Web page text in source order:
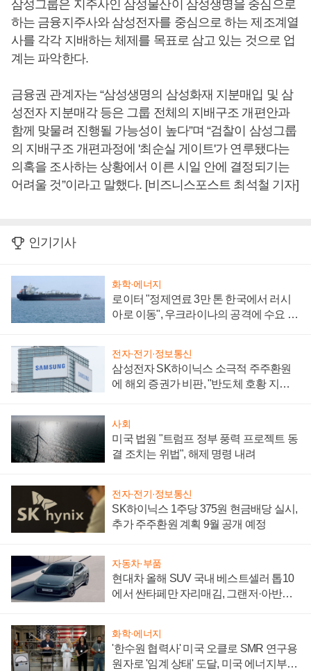
삼성그룹은 지주사인 삼성물산이 삼성생명을 중심으로
하는 금융지주사와 삼성전자를 중심으로 하는 제조계열
사를 각각 지배하는 체제를 목표로 삼고 있는 것으로 업
계는 파악한다.
금융권 관계자는 “삼성생명의 삼성화재 지분매입 및 삼
성전자 지분매각 등은 그룹 전체의 지배구조 개편안과
함께 맞물려 진행될 가능성이 높다”며 “검찰이 삼성그룹
의 지배구조 개편과정에 '최순실 게이트'가 연루됐다는
의혹을 조사하는 상황에서 이른 시일 안에 결정되기는
어려울 것”이라고 말했다. [비즈니스포스트 최석철 기자]
인기기사
화학·에너지
로이터 "정제연료 3만 톤 한국에서 러시
아로 이동", 우크라이나의 공격에 수요 늘
전자·전기·정보통신
삼성전자 SK하이닉스 소극적 주주환원
에 해외 증권가 비판, "반도체 호황 지속
사회
미국 법원 "트럼프 정부 풍력 프로젝트 동
결 조치는 위법", 해제 명령 내려
전자·전기·정보통신
SK하이닉스 1주당 375원 현금배당 실시,
추가 주주환원 계획 9월 공개 예정
자동차·부품
현대차 올해 SUV 국내 베스트셀러 톱10
에서 싼타페만 자리매김, 그랜저·아반떼
화학·에너지
'한수원 협력사' 미국 오클로 SMR 연구용
원자로 '임계 상태' 도달, 미국 에너지부